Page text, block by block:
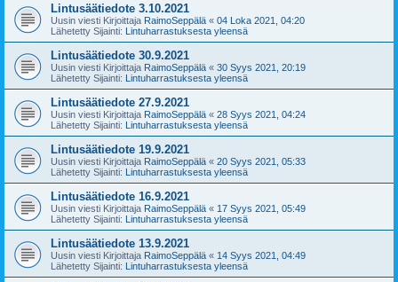
Lintusäätiedote 3.10.2021
Uusin viesti Kirjoittaja RaimoSeppälä « 04 Loka 2021, 04:20
Lähetetty Sijainti: Lintuharrastuksesta yleensä
Lintusäätiedote 30.9.2021
Uusin viesti Kirjoittaja RaimoSeppälä « 30 Syys 2021, 20:19
Lähetetty Sijainti: Lintuharrastuksesta yleensä
Lintusäätiedote 27.9.2021
Uusin viesti Kirjoittaja RaimoSeppälä « 28 Syys 2021, 04:24
Lähetetty Sijainti: Lintuharrastuksesta yleensä
Lintusäätiedote 19.9.2021
Uusin viesti Kirjoittaja RaimoSeppälä « 20 Syys 2021, 05:33
Lähetetty Sijainti: Lintuharrastuksesta yleensä
Lintusäätiedote 16.9.2021
Uusin viesti Kirjoittaja RaimoSeppälä « 17 Syys 2021, 05:49
Lähetetty Sijainti: Lintuharrastuksesta yleensä
Lintusäätiedote 13.9.2021
Uusin viesti Kirjoittaja RaimoSeppälä « 14 Syys 2021, 04:49
Lähetetty Sijainti: Lintuharrastuksesta yleensä